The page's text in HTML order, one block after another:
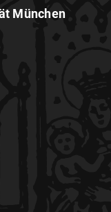
München